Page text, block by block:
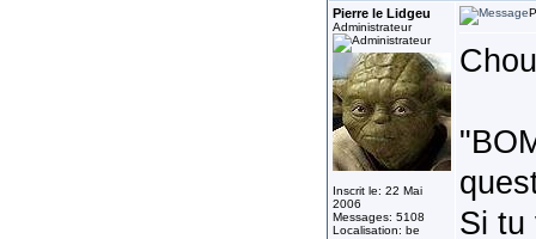
Pierre le Lidgeu
Administrateur
Inscrit le: 22 Mai
2006
Messages: 5108
Localisation: be
Si tu